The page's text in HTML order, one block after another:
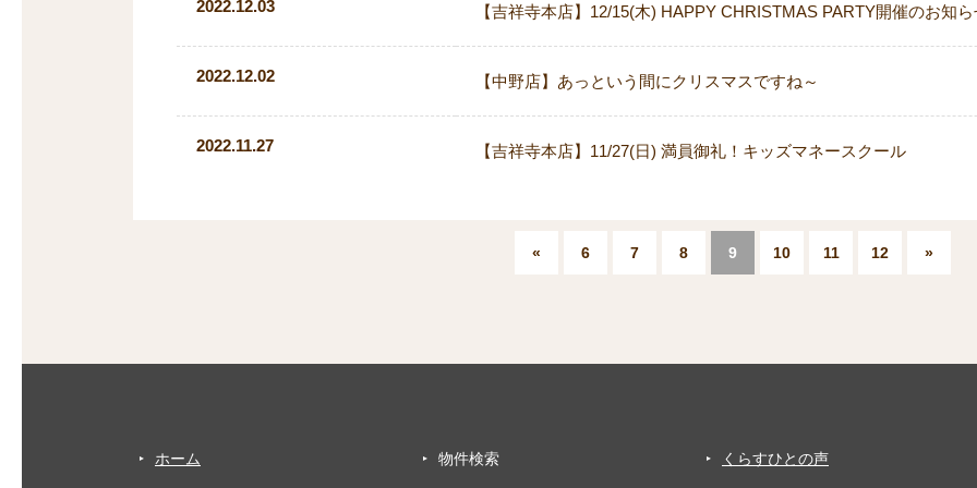
2022.12.03 【吉祥寺本店】12/15(木) HAPPY CHRISTMAS PARTY開催のお知
2022.12.02 【中野店】あっという間にクリスマスですね～
2022.11.27 【吉祥寺本店】11/27(日) 満員御礼！キッズマネースクール
« 6 7 8 9 10 11 12 »
ホーム 物件検索 くらすひとの声